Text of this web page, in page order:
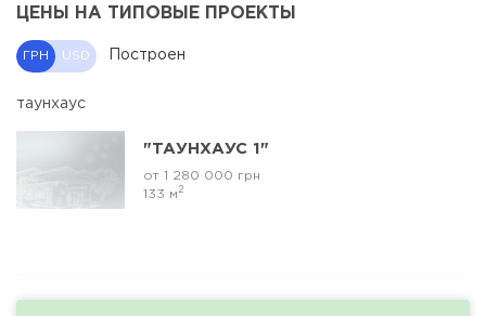
ЦЕНЫ НА ТИПОВЫЕ ПРОЕКТЫ
ГРН USD Построен
таунхаус
"ТАУНХАУС 1"
от 1 280 000 грн
133 м 2